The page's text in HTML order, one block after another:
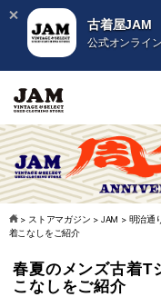
古着屋JAM
公式オンライ
> ストアマガジン > JAM > 明治通
着こなしをご紹介
春夏のメンズ古着T
こなしをご紹介